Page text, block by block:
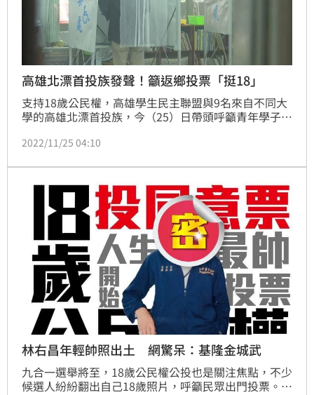
高雄北漂首投族發聲！籲返鄉投票「挺18」
支持18歲公民權，高雄學生民主聯盟與9名來自不同大
學的高雄北漂首投族，今（25）日帶頭呼籲青年學子一
意票。
2022/11/25 04:10
林右昌年輕帥照出土 網驚呆：基隆金城武
九合一選舉將至，18歲公民權公投也是關注焦點，不少
候選人紛紛翻出自己18歲照片，呼籲民眾出門投票。基